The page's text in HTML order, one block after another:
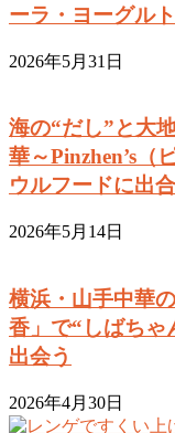
ーラ・ヨーグル
2026年5月31日
海の“だし”と大
華～Pinzhen’s（
ウルフードに出
2026年5月14日
横浜・山手中華
香」で“しばちゃ
出会う
2026年4月30日